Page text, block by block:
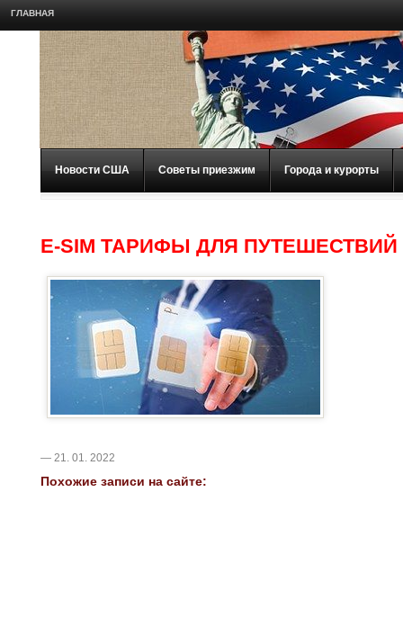
ГЛАВНАЯ
Новости США Советы приезжим Города и курорты
E-SIM ТАРИФЫ ДЛЯ ПУТЕШЕСТВИЙ
— 21. 01. 2022
Похожие записи на сайте: